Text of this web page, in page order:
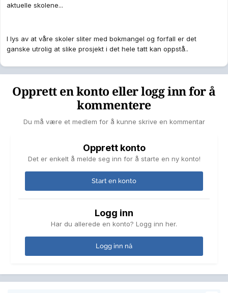
aktuelle skolene...
I lys av at våre skoler sliter med bokmangel og forfall er det
ganske utrolig at slike prosjekt i det hele tatt kan oppstå..
Opprett en konto eller logg inn for å
kommentere
Du må være et medlem for å kunne skrive en kommentar
Opprett konto
Det er enkelt å melde seg inn for å starte en ny konto!
Start en konto
Logg inn
Har du allerede en konto? Logg inn her.
Logg inn nå